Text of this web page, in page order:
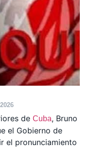
de Cuba, Bruno
el Gobierno de
el pronunciamiento